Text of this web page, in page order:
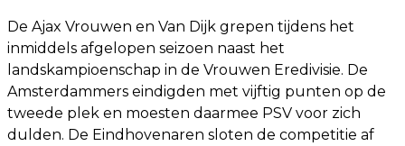
De Ajax Vrouwen en Van Dijk grepen tijdens het
inmiddels afgelopen seizoen naast het
landskampioenschap in de Vrouwen Eredivisie. De
Amsterdammers eindigden met vijftig punten op de
tweede plek en moesten daarmee PSV voor zich
dulden. De Eindhovenaren sloten de competitie af